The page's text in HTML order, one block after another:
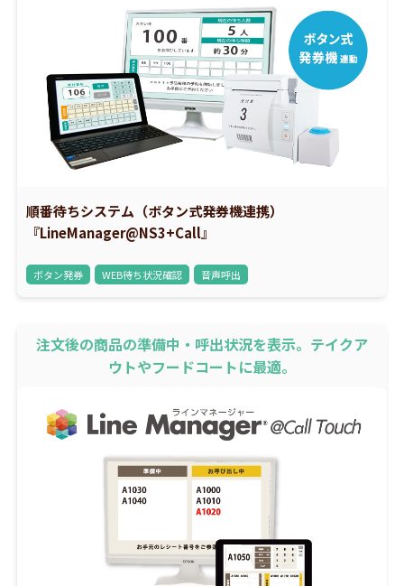
順番待ちシステム（ボタン式発券機連携）
『LineManager@NS3+Call』
ボタン発券 WEB待ち状況確認 音声呼出
注文後の商品の準備中・呼出状況を表示。テイクア
ウトやフードコートに最適。